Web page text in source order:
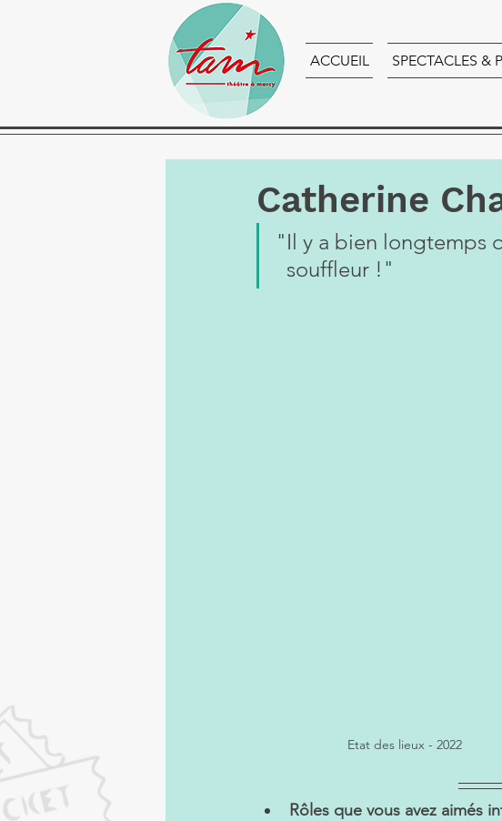
ACCUEIL SPECTACLES &
Catherine
"Il y a bien longtemps
  souffleur !"
Etat des lieux - 2022
Rôles que vous avez aimés